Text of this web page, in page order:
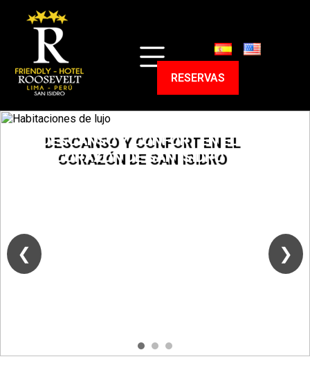
HABITACIONES
CONTACTO
RESERVAS
RESERVAS
DESCANSO Y CONFORT EN EL
CORAZÓN DE SAN ISIDRO
❮ ❯